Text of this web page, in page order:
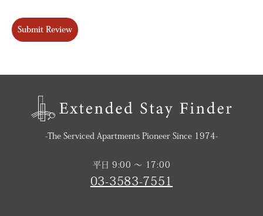
Submit Review
-The Serviced Apartments Pioneer Since 1974-
平日 9:00 〜 17:00
03-3583-7551